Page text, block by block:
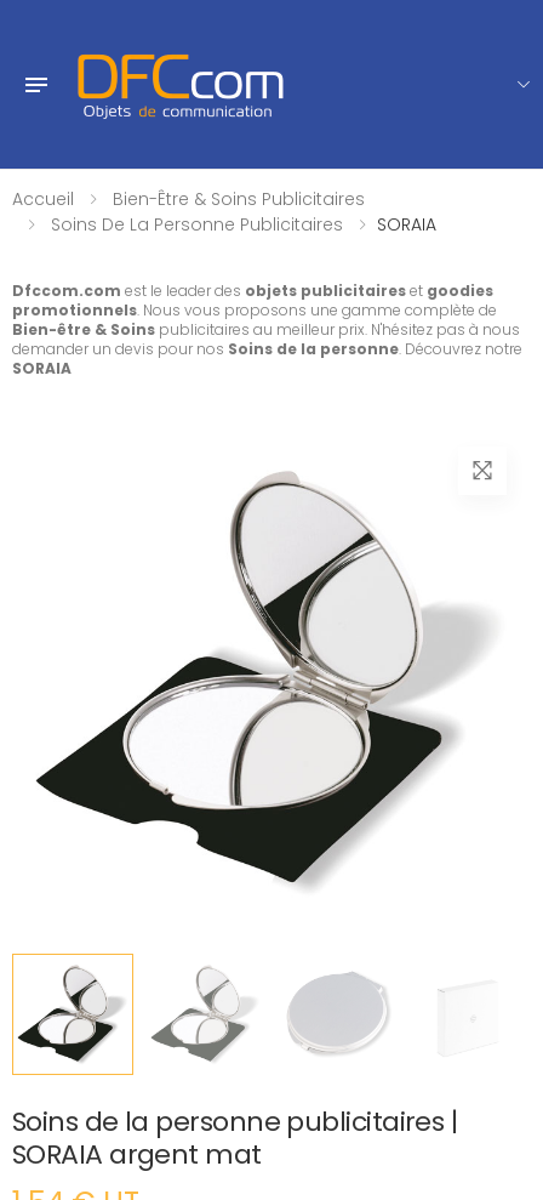
Accueil
Bien-Être & Soins Publicitaires
Soins De La Personne Publicitaires
SORAIA
Dfccom.com est le leader des objets publicitaireset goodies
promotionnels. Nous vous proposons une gamme complète de
Bien-être & Soins publicitaires au meilleur prix. N'hésitez pas à nous
demander un devis pour nos Soins de la personne. Découvrez notre
SORAIA
Soins de la personne publicitaires |
SORAIA argent mat